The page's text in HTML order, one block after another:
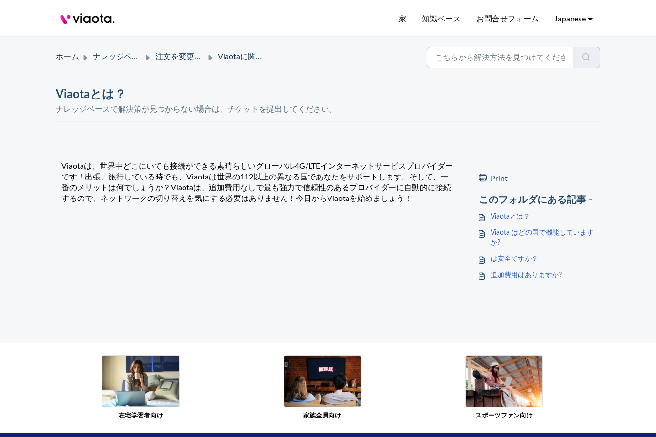
家 知識ベース お問合せフォーム Japanese
ホーム ナレッジベース 注文を変更したい Viaotaに関する質問
Viaotaとは？
ナレッジベースで解決策が見つからない場合は、チケットを提出してください。
Viaotaは、世界中どこにいても接続ができる素晴らしいグローバル4G/LTEインターネットサービスプロバイダー
です！出張、旅行している時でも、Viaotaは世界の112以上の異なる国であなたをサポートします。そして、一
番のメリットは何でしょうか？Viaotaは、追加費用なしで最も強力で信頼性のあるプロバイダーに自動的に接続
するので、ネットワークの切り替えを気にする必要はありません！今日からViaotaを始めましょう！
Print
このフォルダにある記事 -
Viaotaとは？
Viaota はどの国で機能しています
か?
は安全ですか？
追加費用はありますか?
在宅学習者向け 家族全員向け スポーツファン向け